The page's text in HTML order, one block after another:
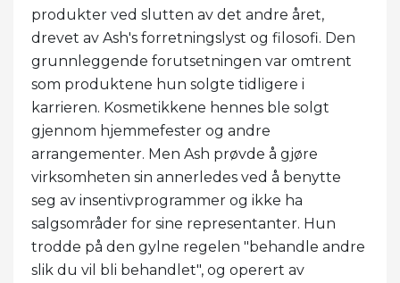
produkter ved slutten av det andre året,
drevet av Ash's forretningslyst og filosofi. Den
grunnleggende forutsetningen var omtrent
som produktene hun solgte tidligere i
karrieren. Kosmetikkene hennes ble solgt
gjennom hjemmefester og andre
arrangementer. Men Ash prøvde å gjøre
virksomheten sin annerledes ved å benytte
seg av insentivprogrammer og ikke ha
salgsområder for sine representanter. Hun
trodde på den gylne regelen "behandle andre
slik du vil bli behandlet", og operert av